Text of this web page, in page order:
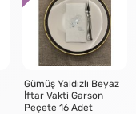
Gümüş Yaldızlı Beyaz
İftar Vakti Garson
Peçete 16 Adet